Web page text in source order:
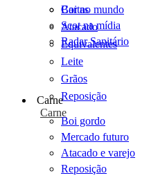
Cartas
Scot na mídia
Radar Sanitário
Boi no mundo
Atacado
Equivalentes
Leite
Grãos
Reposição
Carne
Carne
Boi gordo
Mercado futuro
Atacado e varejo
Reposição